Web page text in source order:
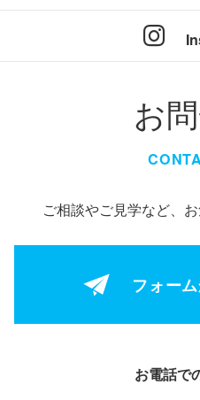
お
ご相談やご見学など、
フォー
お電話で